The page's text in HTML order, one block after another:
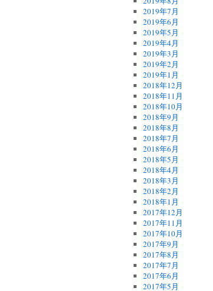
2019年7月
2019年6月
2019年5月
2019年4月
2019年3月
2019年2月
2019年1月
2018年12月
2018年11月
2018年10月
2018年9月
2018年8月
2018年7月
2018年6月
2018年5月
2018年4月
2018年3月
2018年2月
2018年1月
2017年12月
2017年11月
2017年10月
2017年9月
2017年8月
2017年7月
2017年6月
2017年5月